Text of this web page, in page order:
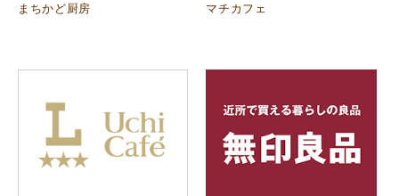
まちかど厨房 マチカフェ